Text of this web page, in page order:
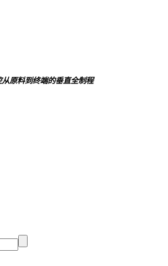
从原料到终端的垂直全制程